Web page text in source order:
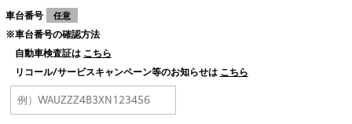
車台番号 任意
※車台番号の確認方法
自動車検査証は こちら
リコール/サービスキャンペーン等のお知らせは こちら